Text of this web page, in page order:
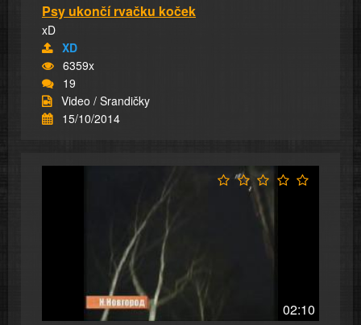
Psy ukončí rvačku koček
xD
XD
6359x
19
Video / Srandičky
15/10/2014
02:10